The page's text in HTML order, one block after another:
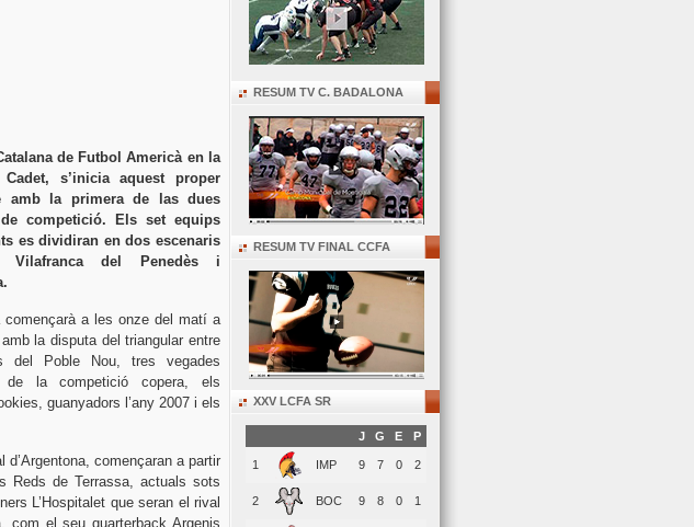
de Futbol Americà en la
Cadet, s’inicia aquest proper
amb la primera de las dues
competició. Els set equips
es dividiran en dos escenaris
Vilafranca del Penedès i
començarà a les onze del matí a
la disputa del triangular entre
del Poble Nou, tres vegades
de la competició copera, els
guanyadors l’any 2007 i els
començaran a partir
Reds de Terrassa, actuals sots
L’Hospitalet que seran el rival
com el seu quarterback Argenis
RESUM TV C. BADALONA
RESUM TV FINAL CCFA
XXV LCFA SR
J G E P
1 IMP 9 7 0 2
2 BOC 9 8 0 1